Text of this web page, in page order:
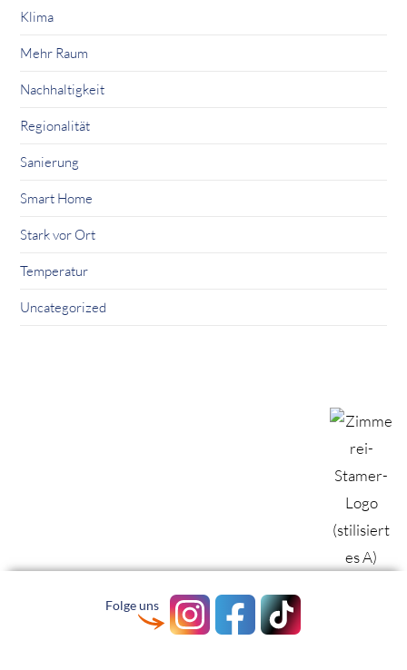
Klima
Mehr Raum
Nachhaltigkeit
Regionalität
Sanierung
Smart Home
Stark vor Ort
Temperatur
Uncategorized
Folge uns